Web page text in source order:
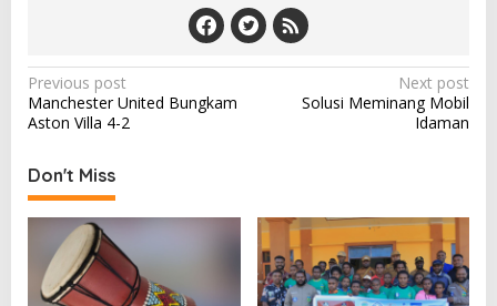
P
o
t
n
v
Previous post
Manchester United Bungkam
Aston Villa 4-2
Next post
Solusi Meminang Mobil
Idaman
Don't Miss